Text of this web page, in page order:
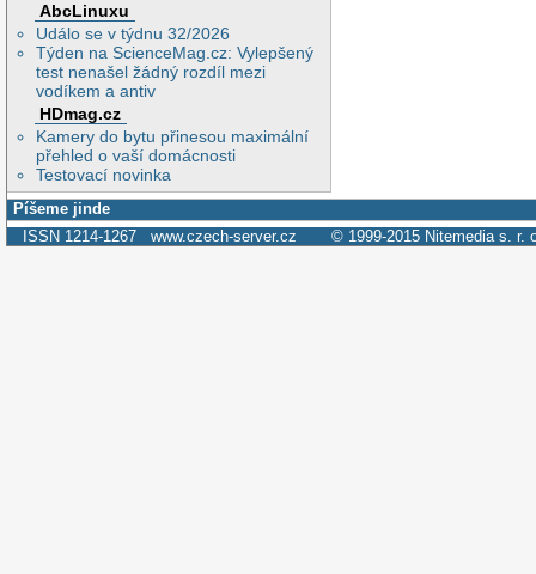
AbcLinuxu
Událo se v týdnu 32/2026
Týden na ScienceMag.cz: Vylepšený
test nenašel žádný rozdíl mezi
vodíkem a antiv
HDmag.cz
Kamery do bytu přinesou maximální
přehled o vaší domácnosti
Testovací novinka
Píšeme jinde
ISSN 1214-1267 www.czech-server.cz © 1999-2015 Nitemedia s. r.